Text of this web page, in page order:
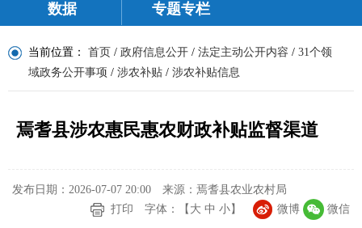
数据 专题专栏
当前位置： 首页 / 政府信息公开 / 法定主动公开内容 / 31个领
域政务公开事项 / 涉农补贴 / 涉农补贴信息
焉耆县涉农惠民惠农财政补贴监督渠道
发布日期：2026-07-07 20:00
来源：焉耆县农业农村局
打印
字体：【 大 中 小】 微博 微信